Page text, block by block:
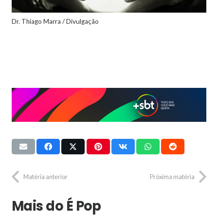
Dr. Thiago Marra / Divulgação
Matéria anterior Próxima matéria
Mais do É Pop